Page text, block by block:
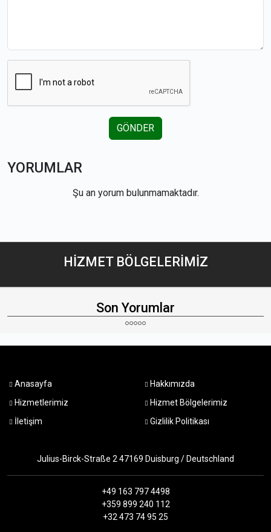
GÖNDER
YORUMLAR
Şu an yorum bulunmamaktadır.
HİZMET BÖLGELERİMİZ
Son Yorumlar
Anasayfa
Hakkımızda
Hizmetlerimiz
Hizmet Bölgelerimiz
İletişim
Gizlilik Politikası
Julius-Birck-Straße 2 47169 Duisburg / Deutschland
+49 163 797 4498
+359 899 240 112
+32 473 74 95 25